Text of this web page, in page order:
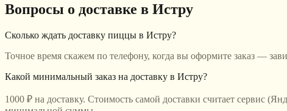
Вопросы о доставке в Истру
Сколько ждать доставку пиццы в Истру?
Точное время скажем по телефону, когда вы оформите заказ —
Какой минимальный заказ на доставку в Истру?
1000 ₽ на доставку. Стоимость самой доставки считает сервис